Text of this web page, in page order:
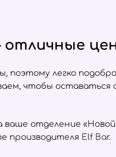
отличные
поэтому легко
чтобы оставаться
ваше отделение
производителя Elf Bar.